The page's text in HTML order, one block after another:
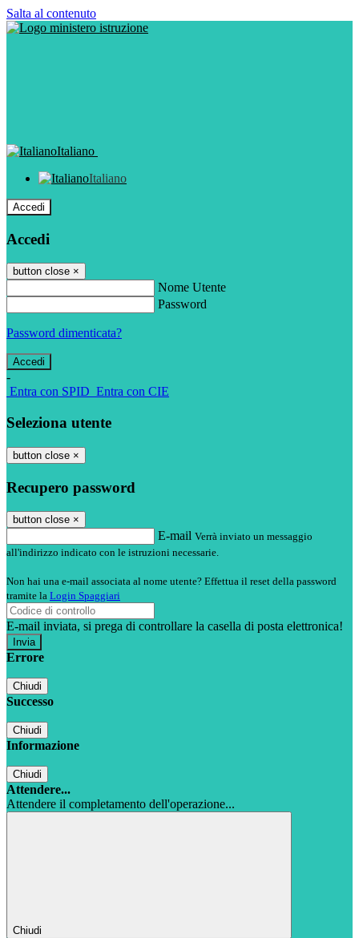
Salta al contenuto
Italiano
Italiano
Accedi
Accedi
button close ×
Nome Utente
Password
Password dimenticata?
-
Entra con SPID Entra con CIE
Seleziona utente
button close ×
Recupero password
button close ×
E-mail Verrà inviato un messaggio
all'indirizzo indicato con le istruzioni necessarie.
Non hai una e-mail associata al nome utente? Effettua il reset della password
tramite la Login Spaggiari
E-mail inviata, si prega di controllare la casella di posta elettronica!
Errore
Chiudi
Successo
Chiudi
Informazione
Chiudi
Attendere...
Attendere il completamento dell'operazione...
Chiudi